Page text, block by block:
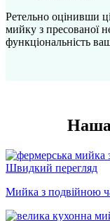
Ретельно оцінивши
мийку з пресованої
функціональність
Наша
Швидкий перегляд
Мийка з подвійною